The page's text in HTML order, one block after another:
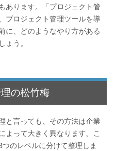
あります。「プロジェクト管
プロジェクト管理ツールを導
に、どのようなやり方がある
う。
の松竹梅
と言っても、その方法は企業
よって大きく異なります。こ
のレベルに分けて整理しま